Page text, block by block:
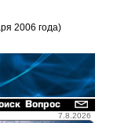
2006 года)
7.8.2026